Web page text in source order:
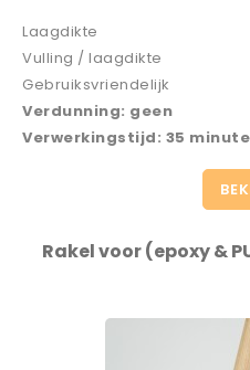
Laagdikte
Vulling / laagdikte
Gebruiksvriendelijk
Verdunning: geen
Verwerkingstijd: 35
Rakel voor (epoxy &